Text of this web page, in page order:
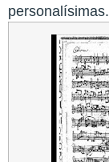
personalísimas.